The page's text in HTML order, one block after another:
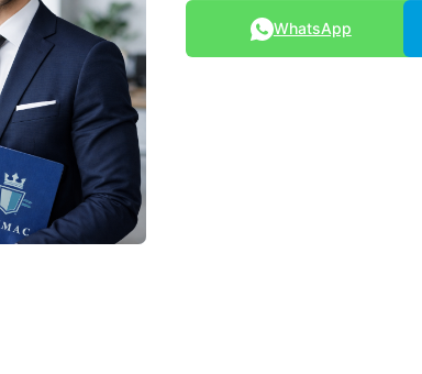
WhatsApp